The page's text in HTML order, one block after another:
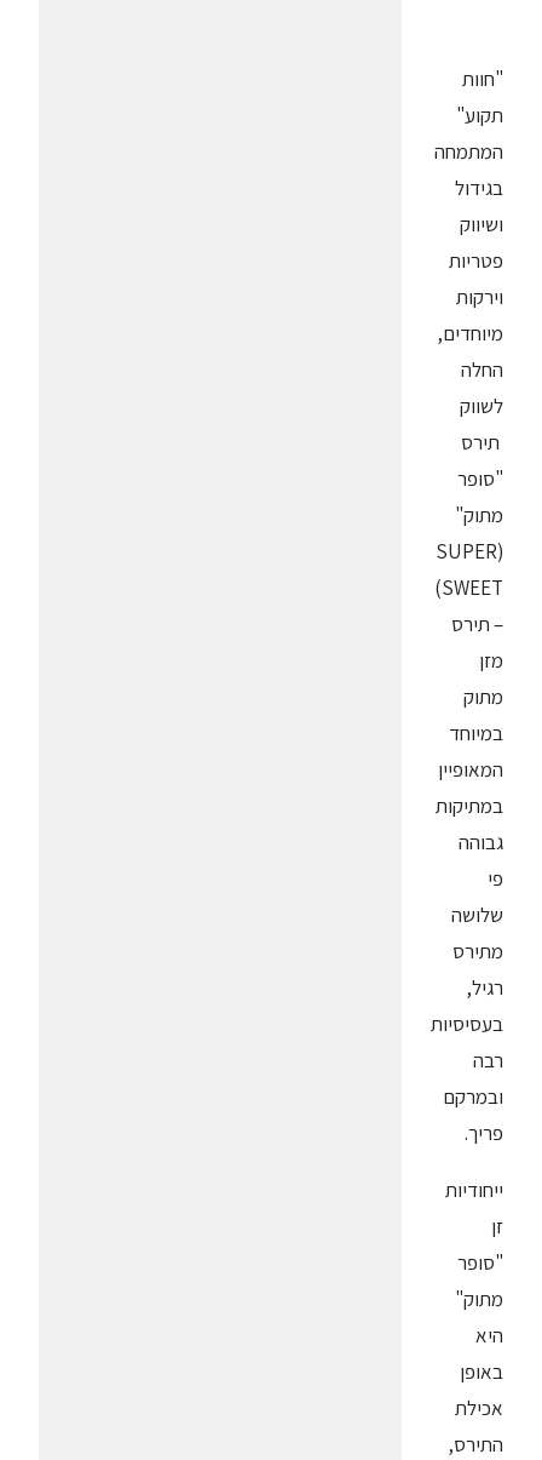
"חוות
תקוע"
המתמחה
בגידול
ושיווק
פטריות
וירקות
מיוחדים,
החלה
לשווק
תירס
"סופר
מתוק"
(SUPER
SWEET)
– תירס
מזן
מתוק
במיוחד
המאופיין
במתיקות
גבוהה
פי
שלושה
מתירס
רגיל,
בעסיסיות
רבה
ובמרקם
פריך.
ייחודיות
זן
"סופר
מתוק"
היא
באופן
אכילת
התירס,